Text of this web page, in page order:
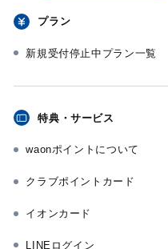
プラン
新規受付停止中プラン一覧
特典・サービス
waonポイントについて
クラブポイントカード
イオンカード
LINEログイン